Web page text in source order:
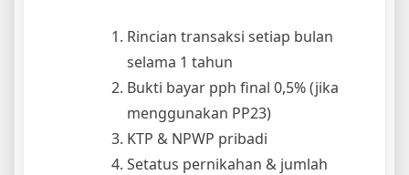
Rincian transaksi setiap bulan
selama 1 tahun
Bukti bayar pph final 0,5% (jika
menggunakan PP23)
KTP & NPWP pribadi
Setatus pernikahan & jumlah